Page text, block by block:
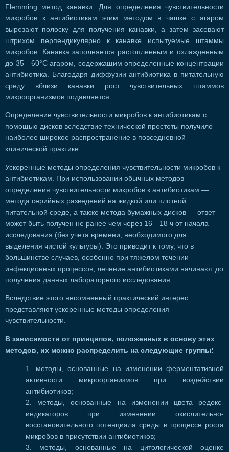
Flemming метод канавки. Для определения чувствительности
микробов к антибиотикам этим методом в чашке с агаром
вырезают полоску для получения канавки, а затем засевают
штрихом перпендикулярно к канавке испытуемые штаммы
микробов. Канавка заполняется растопленным и охлажденным
до 35—60°С агаром, содержащим определенные концентрации
антибиотика. Благодаря диффузии антибиотика в питательную
среду вблизи канавки рост чувствительных штаммов
микроорганизмов подавляется.
Определение чувствительности микробов к антибиотикам с
помощью дисков вследствие технической простоты получило
наиболее широкое распространение в повседневной
клинической практике.
Ускоренные методы определения чувствительности микробов к
антибиотикам. При использовании обычных методов
определения чувствительности микробов к антибиотикам —
метода серийных разведений на жидкой или плотной
питательной среде, а также метода бумажных дисков — ответ
может быть получен не ранее чем через 16—18 ч от начала
исследования (без учета времени, необходимого для
выделения чистой культуры). Это приводит к тому, что в
большинстве случаев, особенно при тяжелом течении
инфекционных процессов, лечение антибиотиками начинают до
получения данных лабораторного исследования.
Вследствие этого несомненный практический интерес
представляют ускоренные методы определения
чувствительности.
В зависимости от принципов, положенных в основу этих
методов, их можно распределить на следующие группы:
методы, основанные на изменении ферментативной
активности микроорганизмов при воздействии
антибиотиков;
методы, основанные на изменении цвета редокс-
индикаторов при изменении окислительно-
восстановительного потенциала среды в процессе роста
микробов в присутствии антибиотиков;
методы, основанные на цитологической оценке